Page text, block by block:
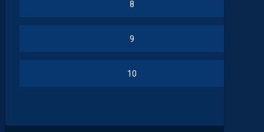
8
9
10